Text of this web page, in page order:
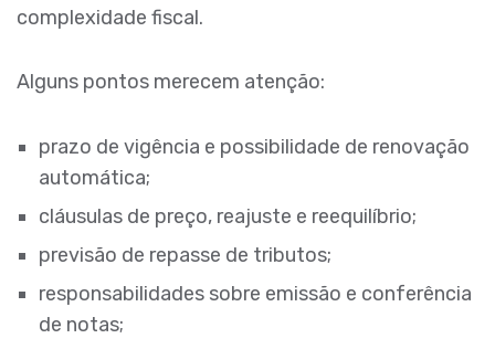
complexidade fiscal.
Alguns pontos merecem atenção:
prazo de vigência e possibilidade de renovação
automática;
cláusulas de preço, reajuste e reequilíbrio;
previsão de repasse de tributos;
responsabilidades sobre emissão e conferência
de notas;